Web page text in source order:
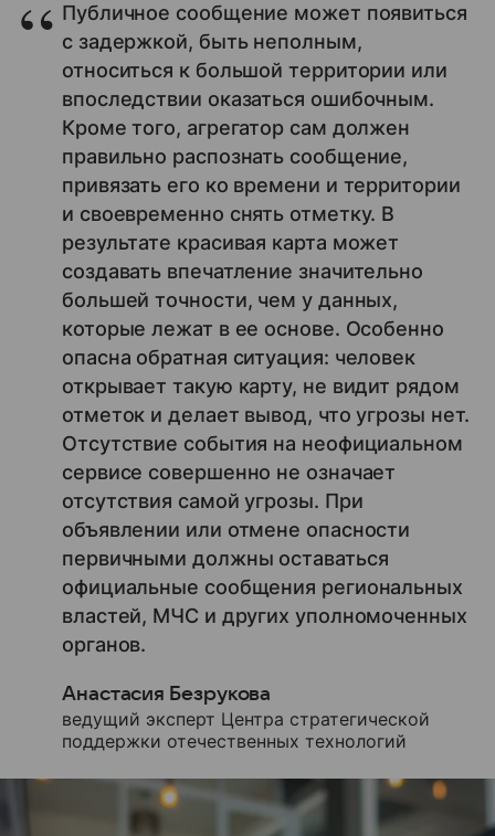
Публичное сообщение может появиться
с задержкой, быть неполным,
относиться к большой территории или
впоследствии оказаться ошибочным.
Кроме того, агрегатор сам должен
правильно распознать сообщение,
привязать его ко времени и территории
и своевременно снять отметку. В
результате красивая карта может
создавать впечатление значительно
большей точности, чем у данных,
которые лежат в ее основе. Особенно
опасна обратная ситуация: человек
открывает такую карту, не видит рядом
отметок и делает вывод, что угрозы нет.
Отсутствие события на неофициальном
сервисе совершенно не означает
отсутствия самой угрозы. При
объявлении или отмене опасности
первичными должны оставаться
официальные сообщения региональных
властей, МЧС и других уполномоченных
органов.
Анастасия Безрукова
ведущий эксперт Центра стратегической
поддержки отечественных технологий